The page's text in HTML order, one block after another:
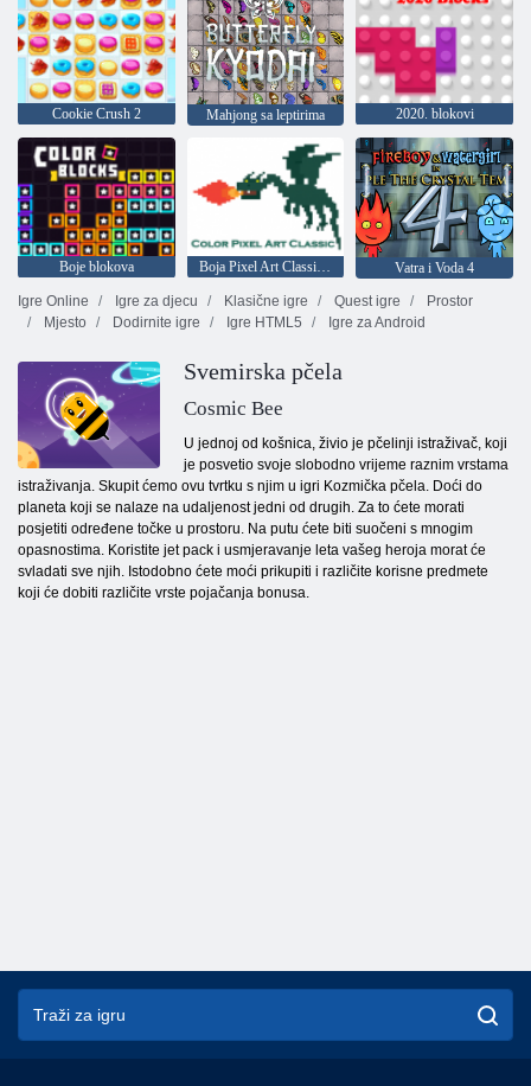
Cookie Crush 2 Mahjong sa leptirima 2020. blokovi
Boje blokova Boja Pixel Art Classic - boja piksela brojevima
Vatra i Voda 4
Igre Online
Igre za djecu Klasične igre Quest igre
Prostor
Mjesto
Dodirnite igre Igre HTML5 Igre za Android
Svemirska pčela
Cosmic Bee
U jednoj od košnica, živio je pčelinji istraživač, koji
je posvetio svoje slobodno vrijeme raznim vrstama
istraživanja. Skupit ćemo ovu tvrtku s njim u igri Kozmička pčela. Doći do
planeta koji se nalaze na udaljenost jedni od drugih. Za to ćete morati
posjetiti određene točke u prostoru. Na putu ćete biti suočeni s mnogim
opasnostima. Koristite jet pack i usmjeravanje leta vašeg heroja morat će
svladati sve njih. Istodobno ćete moći prikupiti i različite korisne predmete
koji će dobiti različite vrste pojačanja bonusa.